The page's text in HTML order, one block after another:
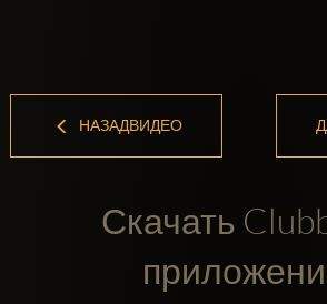
НАЗАДВИДЕО
Скачать